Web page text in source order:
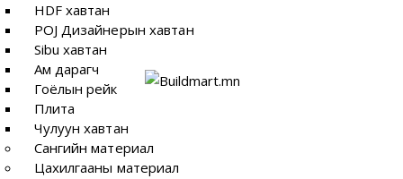
HDF хавтан
POJ Дизайнерын хавтан
Sibu хавтан
Ам дарагч
Гоёлын рейк
Плита
Чулуун хавтан
Сангийн материал
Цахилгааны материал